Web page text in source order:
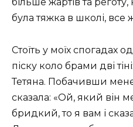
більше жартів та
була тяжка в школі, все
Стоїть у моїх спогадах
піску коло брами дві
Тетяна. Побачивши
сказала: «Ой, який він
бридкий, то я вам і